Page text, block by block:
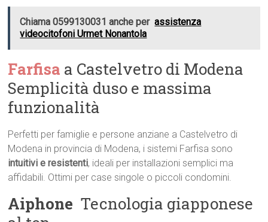
Chiama 0599130031 anche per assistenza
videocitofoni Urmet Nonantola
Farfisa a Castelvetro di Modena 
Semplicità duso e massima
funzionalità
Perfetti per famiglie e persone anziane a Castelvetro di
Modena in provincia di Modena, i sistemi Farfisa sono
intuitivi e resistenti, ideali per installazioni semplici ma
affidabili. Ottimi per case singole o piccoli condomini.
Aiphone  Tecnologia giapponese